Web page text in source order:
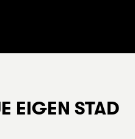
EIGEN STAD